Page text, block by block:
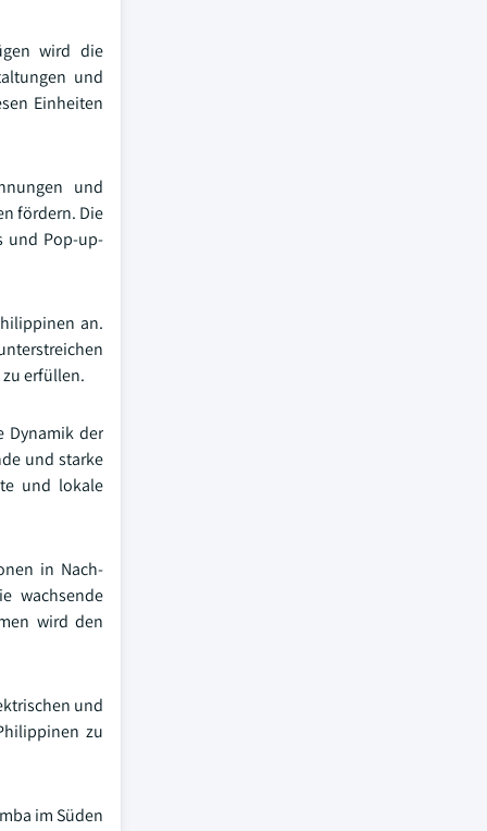
wird die
und
Einheiten
und
fördern. Die
und Pop-up-
an.
erfüllen.
Dynamik der
und starke
und lokale
in Nach-
wachsende
wird den
und
zu
im Süden